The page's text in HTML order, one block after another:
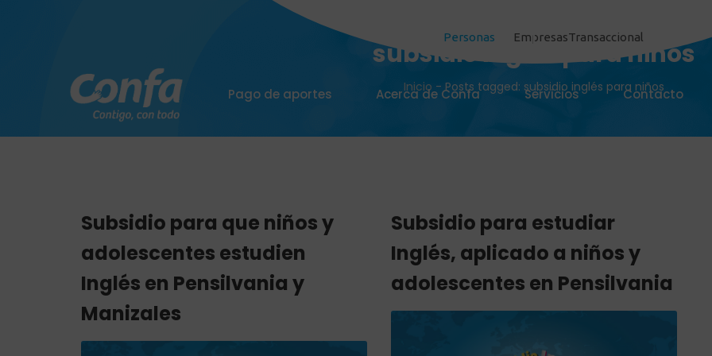
Personas EmpresasTransaccional
Pago de aportes Acerca de Confa Servicios Contacto
subsidio inglés para niños
Inicio -Posts tagged: subsidio inglés para niños
Subsidio para que niños y
adolescentes estudien
Inglés en Pensilvania y
Manizales
Subsidio para estudiar
Inglés, aplicado a niños y
adolescentes en Pensilvania